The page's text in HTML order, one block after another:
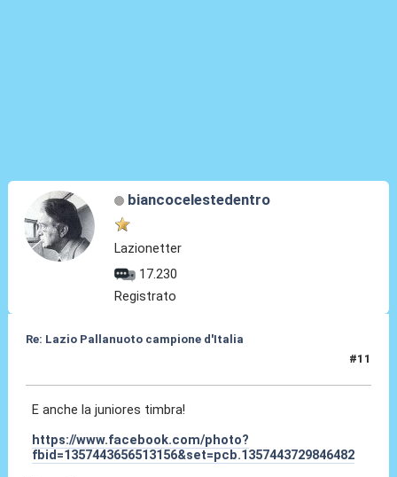
biancocelestedentro
Lazionetter
17.230
Registrato
Re: Lazio Pallanuoto campione d'Italia
#11
E anche la juniores timbra!
https://www.facebook.com/photo?
fbid=1357443656513156&set=pcb.1357443729846482